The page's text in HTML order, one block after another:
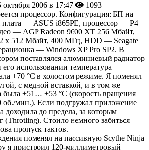
октября 2006 в 17:47
1093
процессор. Конфигурация: БП на
плата — ASUS i865PE, процессор — P4
— AGP Radeon 9600 XT 256 Мбайт,
х 512 Мбайт, 400 МГц, HDD — Seagate
— Windows XP Pro SP2. В
поставлялся алюминиевый радиатор
использовании температура
+70 °C в холостом режиме. Я поменял
с медной вставкой, и в том же
была +51… +53 °C (скорость вращения
об./мин.). Если подгружал приложение
доходила до предела, за которым
(Throtling). Стоило немного забиться
пропуск тактов.
поменял на пассивную Scythe Ninja
я пристроил 120-миллиметровый